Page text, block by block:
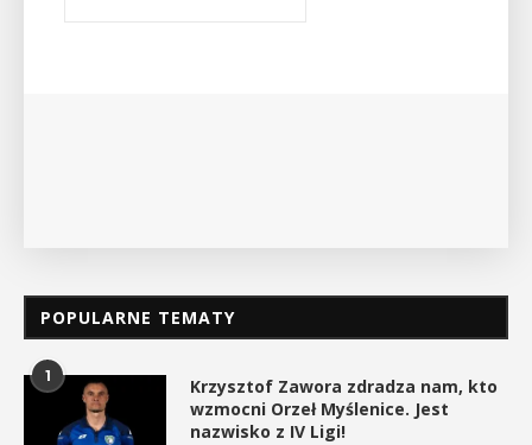
POPULARNE TEMATY
1
Krzysztof Zawora zdradza nam, kto
wzmocni Orzeł Myślenice. Jest
nazwisko z IV Ligi!